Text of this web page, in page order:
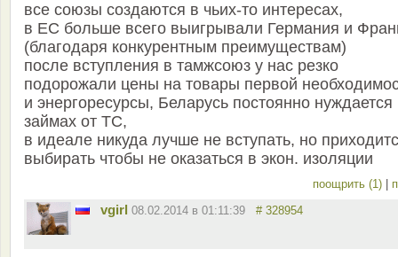
все союзы создаются в чьих-то интересах,
в ЕС больше всего выигрывали Германия и
(благодаря конкурентным преимуществам)
после вступления в тамжсоюз у нас резко
подорожали цены на товары первой
и энергоресурсы, Беларусь постоянно нуждается
займах от ТС,
в идеале никуда лучше не вступать, но
выбирать чтобы не оказаться в экон. изоляции
поощрить (1)
vgirl 08.02.2014 в 01:11:39 # 328954